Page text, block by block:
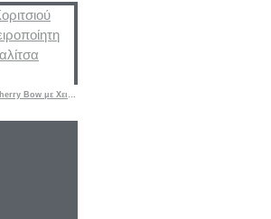
Σετ Βάπτισης Κοριτσιού Cherry Bow με Χειροποίητη Ζωγραφισμένη Βαλίτσα Τρόλεϊ